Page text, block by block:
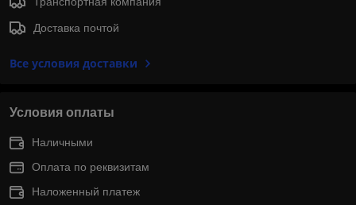
Доставка почтой
Все условия доставки
Условия оплаты
Наличными
Оплата по реквизитам
Наложенный платеж